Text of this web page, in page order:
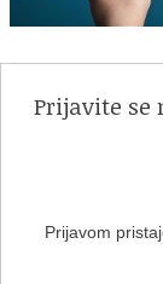
Prijavite se
Prijavom